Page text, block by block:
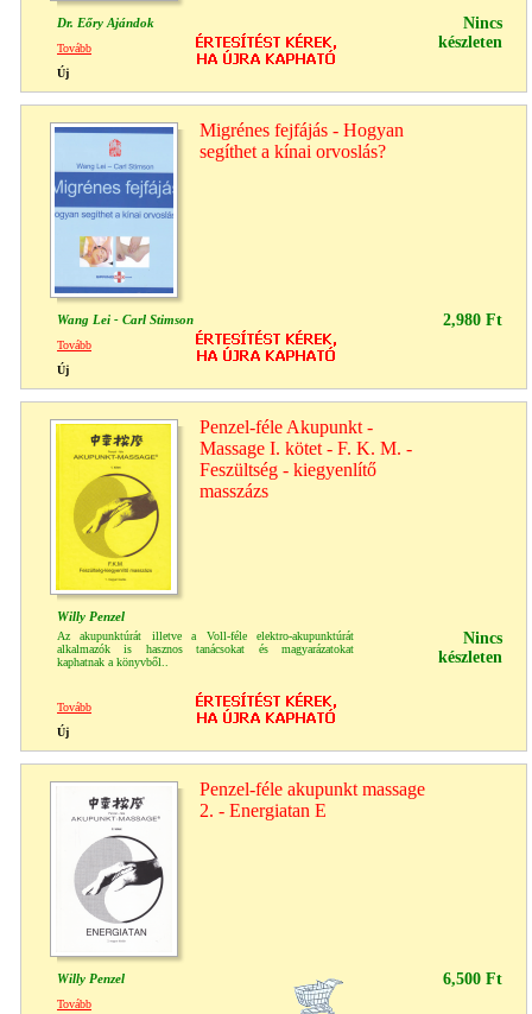
Dr. Eőry Ajándok
Nincs
készleten
Tovább
Új
Migrénes fejfájás - Hogyan
segíthet a kínai orvoslás?
Wang Lei - Carl Stimson 2,980 Ft
Tovább
Új
Penzel-féle Akupunkt -
Massage I. kötet - F. K. M. -
Feszültség - kiegyenlítő
masszázs
Willy Penzel
Az akupunktúrát illetve a Voll-féle elektro-akupunktúrát
alkalmazók is hasznos tanácsokat és magyarázatokat
kaphatnak a könyvből..
Nincs
készleten
Tovább
Új
Penzel-féle akupunkt massage
2. - Energiatan E
Willy Penzel 6,500 Ft
Tovább